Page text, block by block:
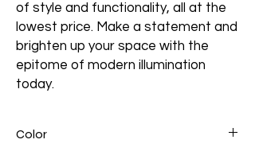
of style and functionality, all at the
lowest price. Make a statement and
brighten up your space with the
epitome of modern illumination
today.
Color